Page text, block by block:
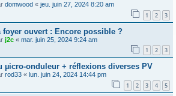
domwood « jeu. juin 27, 2024 8:20 am
1 2 3
foyer ouvert : Encore possible ?
j2c « mar. juin 25, 2024 9:24 am
1 2 3
µicro-onduleur + réflexions diverses PV
rod33 « lun. juin 24, 2024 14:44 pm
1 2 3 4 5